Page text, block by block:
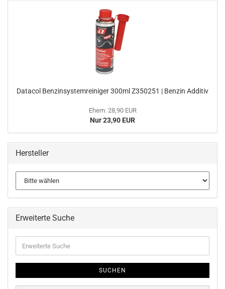
Dat­a­col Ben­zin­sys­tem­rei­ni­ger 300ml Z350251 | Ben­zin Ad­di­tiv
Ehem. 28,90 EUR
Nur 23,90 EUR
Hersteller
Erweiterte Suche
Suche
SUCHEN